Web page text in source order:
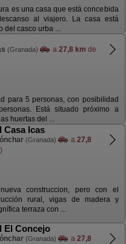
es una casa que está concebida
al viajero. La casa está
del casco urba ...
(Granada) a 27,8 km de
para 5 personas, con posibilidad
Está situado próximo a
huertas del ...
Casa Icas
(Granada) a 27,8
construccion, pero con el
rural, vigas de madera y
terraza con ...
El Concejo
(Granada) a 27,8